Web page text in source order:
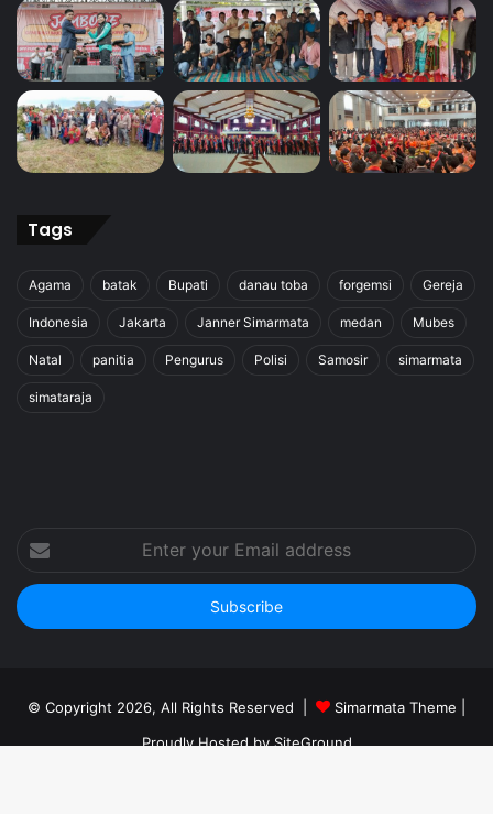
Tags
Agama batak Bupati danau toba forgemsi Gereja
Indonesia Jakarta Janner Simarmata medan Mubes
Natal panitia Pengurus Polisi Samosir simarmata
simataraja
Enter
your
Email
address
© Copyright 2026, All Rights Reserved | Simarmata Theme
Proudly Hosted bySiteGround